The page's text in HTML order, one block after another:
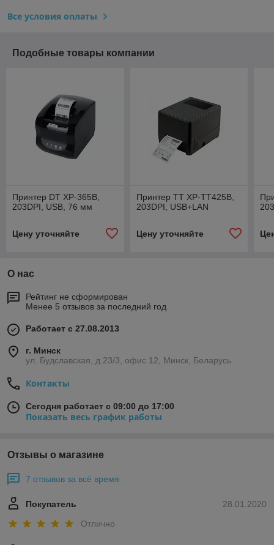
Все условия оплаты
Подобные товары компании
Принтер DT XP-365B,
203DPI, USB, 76 мм
Цену уточняйте
Принтер TT XP-TT425B,
203DPI, USB+LAN
Цену уточняйте
О нас
Рейтинг не сформирован
Менее 5 отзывов за последний год
Работает с 27.08.2013
г. Минск
ул. Будславская, д.23/3, офис 12, Минск, Беларусь
Контакты
Сегодня работает с 09:00 до 17:00
Показать весь график работы
Отзывы о магазине
7 отзывов за всё время
28.01.2020
Покупатель
Отлично